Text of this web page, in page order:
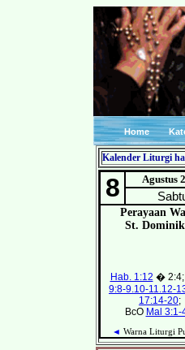
Home
Kalender Liturgi